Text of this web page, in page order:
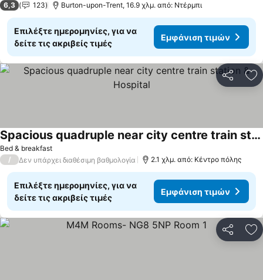
6,3 123 Burton-upon-Trent, 16.9 χλμ. από: Ντέρμπι
Επιλέξτε ημερομηνίες, για να
δείτε τις ακριβείς τιμές
Εμφάνιση τιμών
Bed & breakfast
Spacious quadruple near city centre train station & Hospital
Εμφάνιση τιμών
/ Δεν υπάρχει διαθέσιμη βαθμολογία 2.1 χλμ. από: Κέντρο πόλης
Επιλέξτε ημερομηνίες, για να
δείτε τις ακριβείς τιμές
Εμφάνιση τιμών